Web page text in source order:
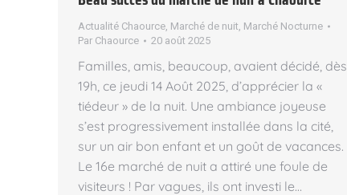
Actualité Chaource Marché de nuit Marché Nocturne
Par Chaource 20 août 2025
Familles, amis, beaucoup, avaient décidé, dès
19h, ce jeudi 14 Août 2025, d’apprécier la «
tiédeur » de la nuit. Une ambiance joyeuse
s’est progressivement installée dans la cité,
sur un air bon enfant et un goût de vacances.
Le 16e marché de nuit a attiré une foule de
visiteurs ! Par vagues, ils ont investi le…